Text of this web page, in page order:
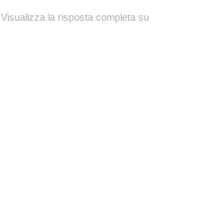
Visualizza la risposta completa su